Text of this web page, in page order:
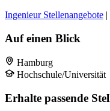
Ingenieur Stellenangebote
Auf einen Blick
Hamburg
Hochschule/Universität
Erhalte passende